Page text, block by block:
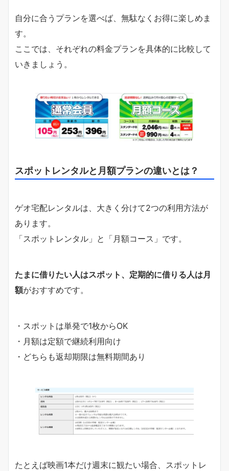
自分に合うプランを選べば、無駄なくお得に楽しめま
す。
ここでは、それぞれの料金プランを具体的に比較して
いきましょう。
スポットレンタルと月額プランの違いとは？
ゲオ宅配レンタルは、大きく分けて2つの利用方法が
あります。
「スポットレンタル」と「月額コース」です。
たまに借りたい人はスポット、定期的に借りる人は月
額がおすすめです。
・スポットは単発で1枚からOK
・月額は定額で継続利用向け
・どちらも返却期限は無料期間あり
たとえば映画1本だけ週末に観たい場合、スポットレ